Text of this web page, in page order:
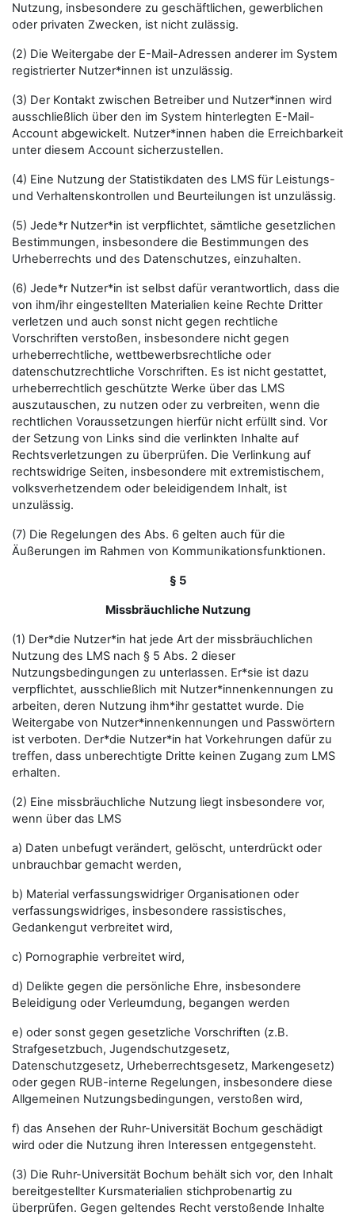
Nutzung, insbesondere zu geschäftlichen, gewerblichen
oder privaten Zwecken, ist nicht zulässig.
(2) Die Weitergabe der E-Mail-Adressen anderer im System
registrierter Nutzer*innen ist unzulässig.
(3) Der Kontakt zwischen Betreiber und Nutzer*innen wird
ausschließlich über den im System hinterlegten E-Mail-
Account abgewickelt. Nutzer*innen haben die Erreichbarkeit
unter diesem Account sicherzustellen.
(4) Eine Nutzung der Statistikdaten des LMS für Leistungs-
und Verhaltenskontrollen und Beurteilungen ist unzulässig.
(5) Jede*r Nutzer*in ist verpflichtet, sämtliche gesetzlichen
Bestimmungen, insbesondere die Bestimmungen des
Urheberrechts und des Datenschutzes, einzuhalten.
(6) Jede*r Nutzer*in ist selbst dafür verantwortlich, dass die
von ihm/ihr eingestellten Materialien keine Rechte Dritter
verletzen und auch sonst nicht gegen rechtliche
Vorschriften verstoßen, insbesondere nicht gegen
urheberrechtliche, wettbewerbsrechtliche oder
datenschutzrechtliche Vorschriften. Es ist nicht gestattet,
urheberrechtlich geschützte Werke über das LMS
auszutauschen, zu nutzen oder zu verbreiten, wenn die
rechtlichen Voraussetzungen hierfür nicht erfüllt sind. Vor
der Setzung von Links sind die verlinkten Inhalte auf
Rechtsverletzungen zu überprüfen. Die Verlinkung auf
rechtswidrige Seiten, insbesondere mit extremistischem,
volksverhetzendem oder beleidigendem Inhalt, ist
unzulässig.
(7) Die Regelungen des Abs. 6 gelten auch für die
Äußerungen im Rahmen von Kommunikationsfunktionen.
§ 5
Missbräuchliche Nutzung
(1) Der*die Nutzer*in hat jede Art der missbräuchlichen
Nutzung des LMS nach § 5 Abs. 2 dieser
Nutzungsbedingungen zu unterlassen. Er*sie ist dazu
verpflichtet, ausschließlich mit Nutzer*innenkennungen zu
arbeiten, deren Nutzung ihm*ihr gestattet wurde. Die
Weitergabe von Nutzer*innenkennungen und Passwörtern
ist verboten. Der*die Nutzer*in hat Vorkehrungen dafür zu
treffen, dass unberechtigte Dritte keinen Zugang zum LMS
erhalten.
(2) Eine missbräuchliche Nutzung liegt insbesondere vor,
wenn über das LMS
a) Daten unbefugt verändert, gelöscht, unterdrückt oder
unbrauchbar gemacht werden,
b) Material verfassungswidriger Organisationen oder
verfassungswidriges, insbesondere rassistisches,
Gedankengut verbreitet wird,
c) Pornographie verbreitet wird,
d) Delikte gegen die persönliche Ehre, insbesondere
Beleidigung oder Verleumdung, begangen werden
e) oder sonst gegen gesetzliche Vorschriften (z.B.
Strafgesetzbuch, Jugendschutzgesetz,
Datenschutzgesetz, Urheberrechtsgesetz, Markengesetz)
oder gegen RUB-interne Regelungen, insbesondere diese
Allgemeinen Nutzungsbedingungen, verstoßen wird,
f) das Ansehen der Ruhr-Universität Bochum geschädigt
wird oder die Nutzung ihren Interessen entgegensteht.
(3) Die Ruhr-Universität Bochum behält sich vor, den Inhalt
bereitgestellter Kursmaterialien stichprobenartig zu
überprüfen. Gegen geltendes Recht verstoßende Inhalte